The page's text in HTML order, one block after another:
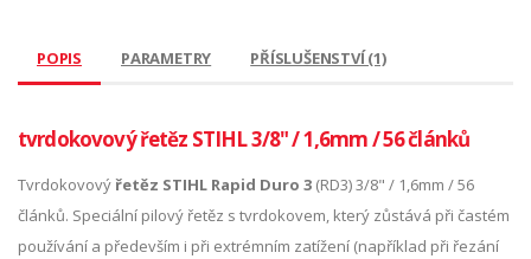
POPIS PARAMETRY PŘÍSLUŠENSTVÍ (1)
tvrdokovový řetěz STIHL 3/8" / 1,6mm / 56 článků
Tvrdokovový řetěz STIHL Rapid Duro 3 (RD3) 3/8" / 1,6mm / 56
článků. Speciální pilový řetěz s tvrdokovem, který zůstává při častém
používání a především i při extrémním zatížení (například při řezání